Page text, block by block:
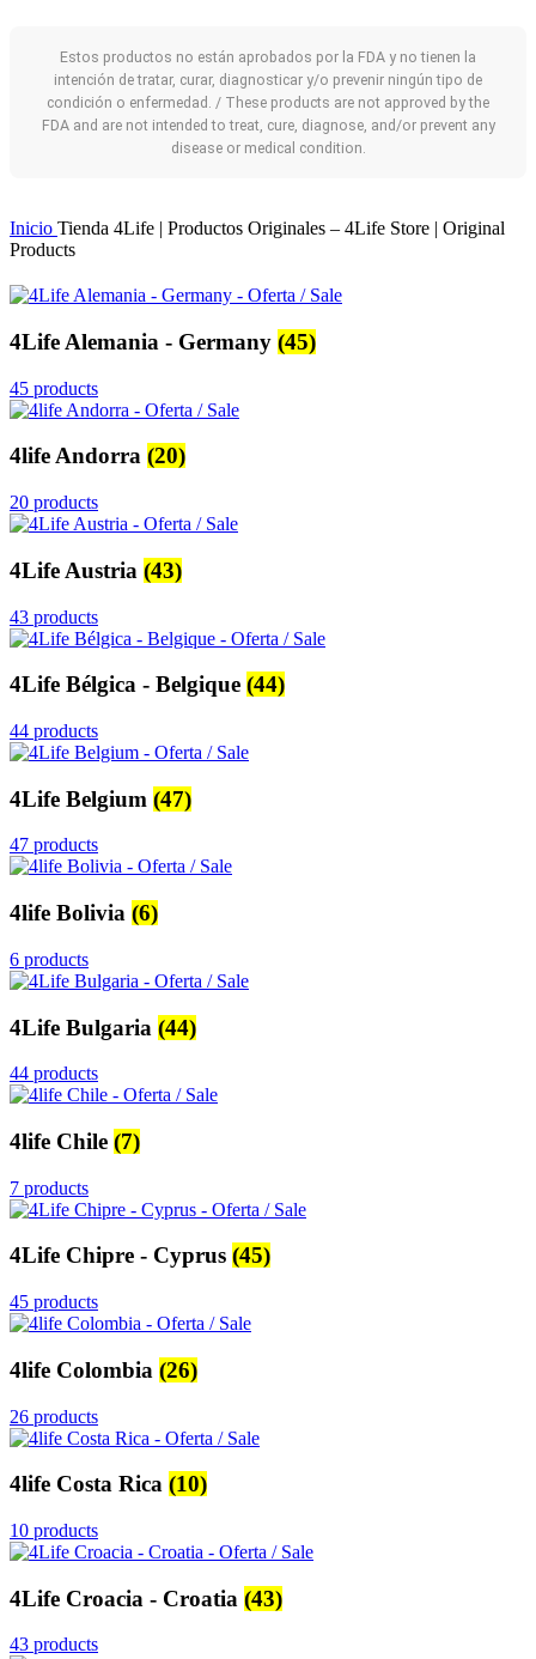
Estos productos no están aprobados por la FDA y no tienen la
intención de tratar, curar, diagnosticar y/o prevenir ningún tipo de
condición o enfermedad. / These products are not approved by the
FDA and are not intended to treat, cure, diagnose, and/or prevent any
disease or medical condition.
Inicio Tienda 4Life | Productos Originales – 4Life Store | Original
Products
4Life Alemania - Germany (45)
45 products
4life Andorra (20)
20 products
4Life Austria (43)
43 products
4Life Bélgica - Belgique (44)
44 products
4Life Belgium (47)
47 products
4life Bolivia (6)
6 products
4Life Bulgaria (44)
44 products
4life Chile (7)
7 products
4Life Chipre - Cyprus (45)
45 products
4life Colombia (26)
26 products
4life Costa Rica (10)
10 products
4Life Croacia - Croatia (43)
43 products